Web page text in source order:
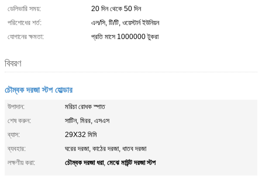
ডেলিভারি সময়:
20 দিন থেকে 50 দিন
পরিশোধের শর্ত:
এল/সি, টি/টি, ওয়েস্টার্ন ইউনিয়ন
যোগানের ক্ষমতা:
প্রতি মাসে 1000000 টুকরা
বিবরণ
চৌম্বক দরজা স্টপ হোল্ডার
উপাদান:
মরিচা রোধক স্পাত
শেষ করুন:
সাটিন, মিরর, এসএস
ব্যাস:
29X32 মিমি
ব্যবহার:
ঘরের দরজা, কাঠের দরজা, ধাতব দরজা
লক্ষণীয় করা:
চৌম্বক দরজা ধরা, মেঝে মাউন্ট দরজা স্টপ